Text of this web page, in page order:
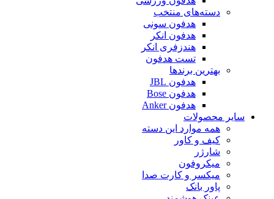
دسته‌های منتخب
هدفون سونی
هدفون انکر
هندزفری انکر
تست هدفون
بهترین برندها
هدفون JBL
هدفون Bose
هدفون Anker
سایر محصولات
همه موارد این دسته
کیف و کاور
شارژر
میکروفون
میکسر و کارت صدا
پاور بانک